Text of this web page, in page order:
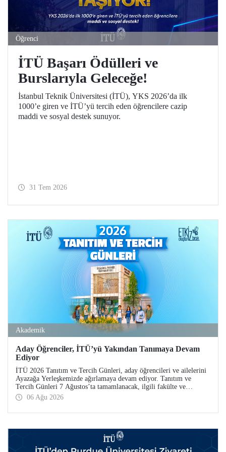
Öğrenci
İTÜ Başarı Ödülleri ve
Burslarıyla Geleceğe!
İstanbul Teknik Üniversitesi (İTÜ), YKS 2026’da ilk
1000’e giren ve İTÜ’yü tercih eden öğrencilere cazip
maddi ve sosyal destek sunuyor.
31 Tem 2026
Akademik
Aday Öğrenciler, İTÜ’yü Yakından Tanımaya Devam
Ediyor
İTÜ 2026 Tanıtım ve Tercih Günleri, aday öğrencileri ve ailelerini
Ayazağa Yerleşkemizde ağırlamaya devam ediyor. Tanıtım ve
Tercih Günleri 7 Ağustos’ta tamamlanacak, ilgili fakülte ve
birimler adaylara bilgi vermeye devam edecek.
06 Ağu 2026